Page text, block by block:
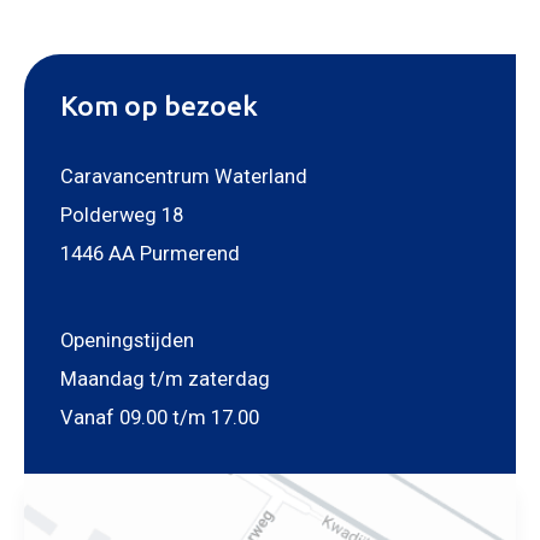
Mijn bericht versturen
Kom op bezoek
Caravancentrum Waterland
Polderweg 18
1446 AA Purmerend
Openingstijden
Maandag t/m zaterdag
Vanaf 09.00 t/m 17.00